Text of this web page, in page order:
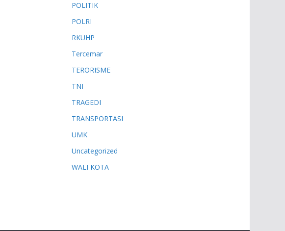
POLITIK
POLRI
RKUHP
Tercemar
TERORISME
TNI
TRAGEDI
TRANSPORTASI
UMK
Uncategorized
WALI KOTA